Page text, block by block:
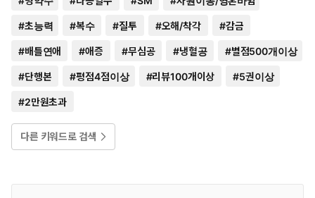
#초능력 #복수 #질투 #오해/착각 #감금
#배틀연애 #애증 #무심공 #냉혈공 #별점500개이상
#단행본 #평점4점이상 #리뷰100개이상 #5권이상
#2만원초과
다른 키워드로 검색